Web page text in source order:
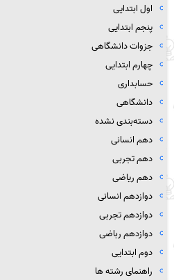
اول ابتدایی
پنجم ابتدایی
جزوات دانشگاهی
چهارم ابتدایی
حسابداری
دانشگاهی
دسته‌بندی نشده
دهم انسانی
دهم تجربی
دهم ریاضی
دوازدهم انسانی
دوازدهم تجربی
دوازدهم رباضی
دوم ابتدایی
راهنمای رشته ها